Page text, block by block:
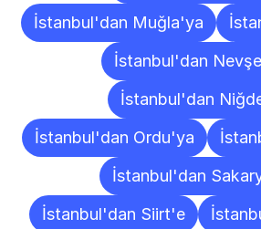
İstanbul'dan Muğla'ya
İstanbul'dan
İstanbul'dan
İstanbul'dan Ordu'ya
İstanbul'dan
İstanbul'dan Siirt'e